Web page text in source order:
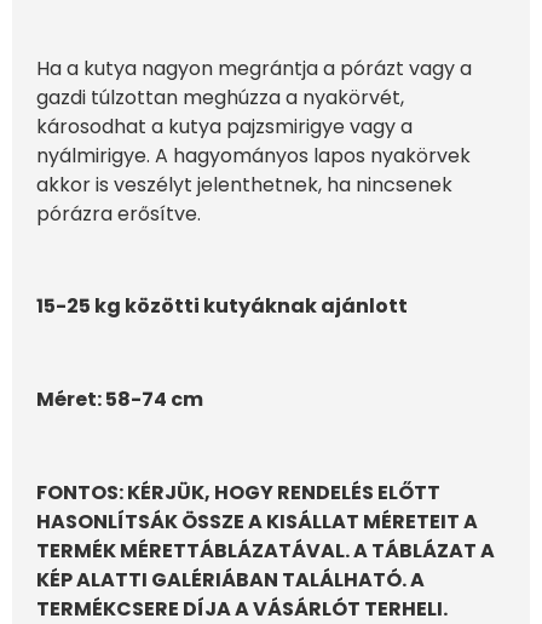
Ha a kutya nagyon megrántja a pórázt vagy a
gazdi túlzottan meghúzza a nyakörvét,
károsodhat a kutya pajzsmirigye vagy a
nyálmirigye. A hagyományos lapos nyakörvek
akkor is veszélyt jelenthetnek, ha nincsenek
pórázra erősítve.
15-25 kg közötti kutyáknak ajánlott
Méret: 58-74 cm
FONTOS: KÉRJÜK, HOGY RENDELÉS ELŐTT
HASONLÍTSÁK ÖSSZE A KISÁLLAT MÉRETEIT A
TERMÉK MÉRETTÁBLÁZATÁVAL. A TÁBLÁZAT A
KÉP ALATTI GALÉRIÁBAN TALÁLHATÓ. A
TERMÉKCSERE DÍJA A VÁSÁRLÓT TERHELI.